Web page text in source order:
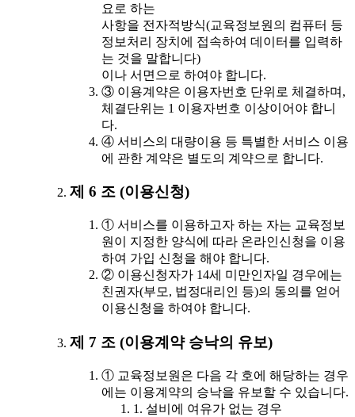
요로 하는
사항을 전자적방식(교육정보원의 컴퓨터 등
정보처리 장치에 접속하여 데이터를 입력하
는 것을 말합니다)
이나 서면으로 하여야 합니다.
③ 이용계약은 이용자번호 단위로 체결하며,
체결단위는 1 이용자번호 이상이어야 합니
다.
④ 서비스의 대량이용 등 특별한 서비스 이용
에 관한 계약은 별도의 계약으로 합니다.
제 6 조 (이용신청)
① 서비스를 이용하고자 하는 자는 교육정보
원이 지정한 양식에 따라 온라인신청을 이용
하여 가입 신청을 해야 합니다.
② 이용신청자가 14세 미만인자일 경우에는
친권자(부모, 법정대리인 등)의 동의를 얻어
이용신청을 하여야 합니다.
제 7 조 (이용계약 승낙의 유보)
① 교육정보원은 다음 각 호에 해당하는 경우
에는 이용계약의 승낙을 유보할 수 있습니다.
1. 설비에 여유가 없는 경우